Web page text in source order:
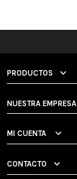
PRODUCTOS
NUESTRA EMPRESA
MI CUENTA
CONTACTO